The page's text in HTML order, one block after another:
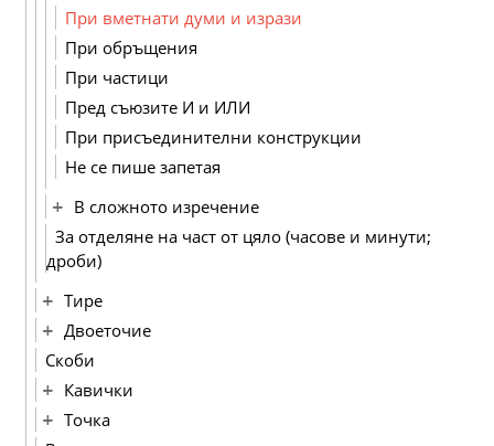
При вметнати думи и изрази
При обръщения
При частици
Пред съюзите И и ИЛИ
При присъединителни конструкции
Не се пише запетая
В сложното изречение
За отделяне на част от цяло (часове и минути;
дроби)
Тире
Двоеточие
Скоби
Кавички
Точка